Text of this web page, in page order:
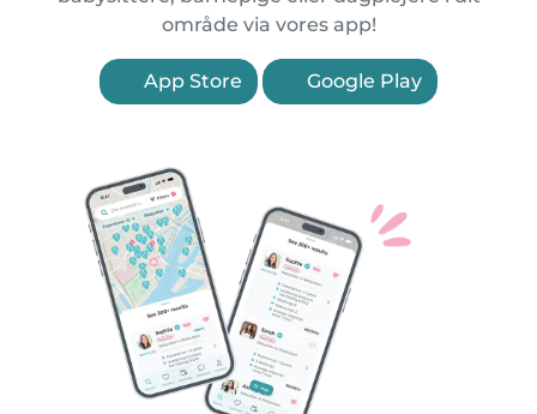
område via vores app!
App Store Google Play